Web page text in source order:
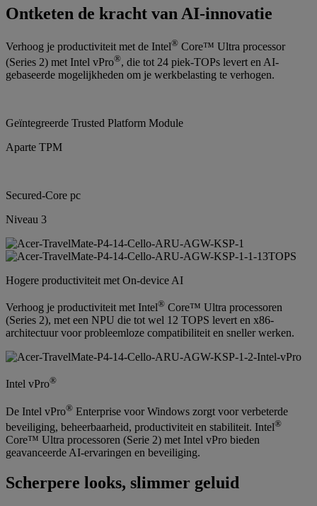
Ontketen de kracht van AI-innovatie
Verhoog je productiviteit met de Intel® Core™ Ultra processor
(Series 2) met Intel vPro®, die tot 24 piek-TOPs levert en AI-
gebaseerde mogelijkheden om je werkbelasting te verhogen.
Geïntegreerde Trusted Platform Module
Aparte TPM
Secured-Core pc
Niveau 3
Hogere productiviteit met On-device AI
Verhoog je productiviteit met Intel® Core™ Ultra processoren
(Series 2), met een NPU die tot wel 12 TOPS levert en x86-
architectuur voor probleemloze compatibiliteit en sneller werken.
Intel vPro®
De Intel vPro® Enterprise voor Windows zorgt voor verbeterde
beveiliging, beheerbaarheid, productiviteit en stabiliteit. Intel®
Core™ Ultra processoren (Serie 2) met Intel vPro bieden
geavanceerde AI-ervaringen en beveiliging.
Scherpere looks, slimmer geluid